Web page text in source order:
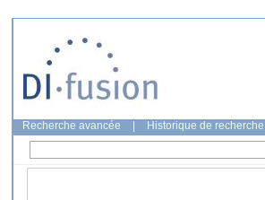
Recherche avancée Historique de recherche